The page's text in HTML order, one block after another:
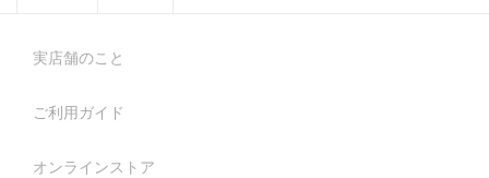
実店舗のこと
ご利用ガイド
オンラインストア